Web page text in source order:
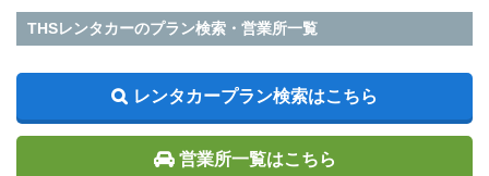
THSレンタカーのプラン検索・営業所一覧
レンタカープラン検索はこちら
営業所一覧はこちら